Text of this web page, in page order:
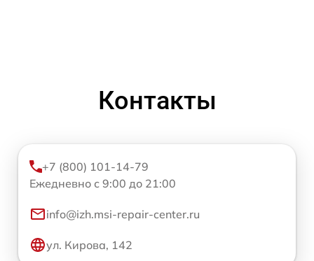
Контакты
+7 (800) 101-14-79
Ежедневно с 9:00 до 21:00
info@izh.msi-repair-center.ru
ул. Кирова, 142